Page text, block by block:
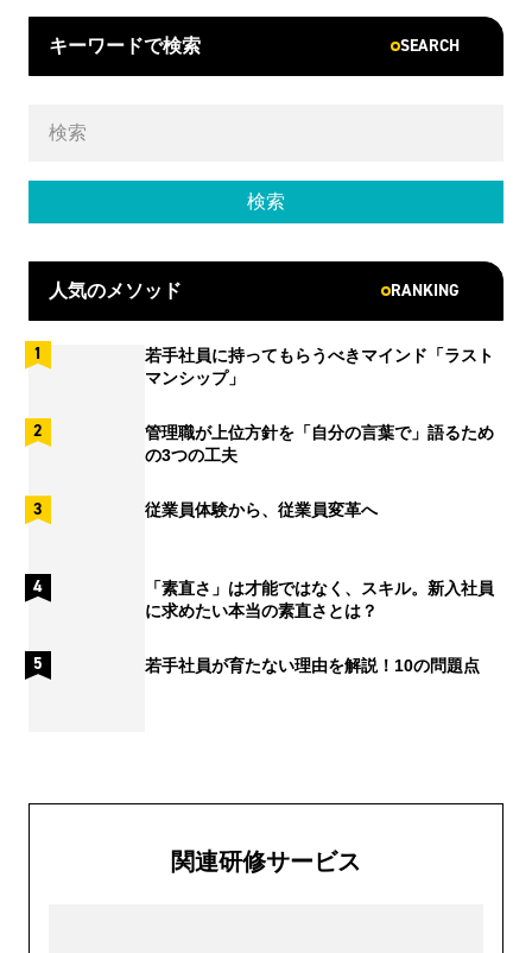
キーワードで検索 SEARCH
人気のメソッド RANKING
若手社員に持ってもらうべきマインド「ラスト
マンシップ」
管理職が上位方針を「自分の言葉で」語るため
の3つの工夫
従業員体験から、従業員変革へ
「素直さ」は才能ではなく、スキル。新入社員
に求めたい本当の素直さとは？
若手社員が育たない理由を解説！10の問題点
関連研修サービス